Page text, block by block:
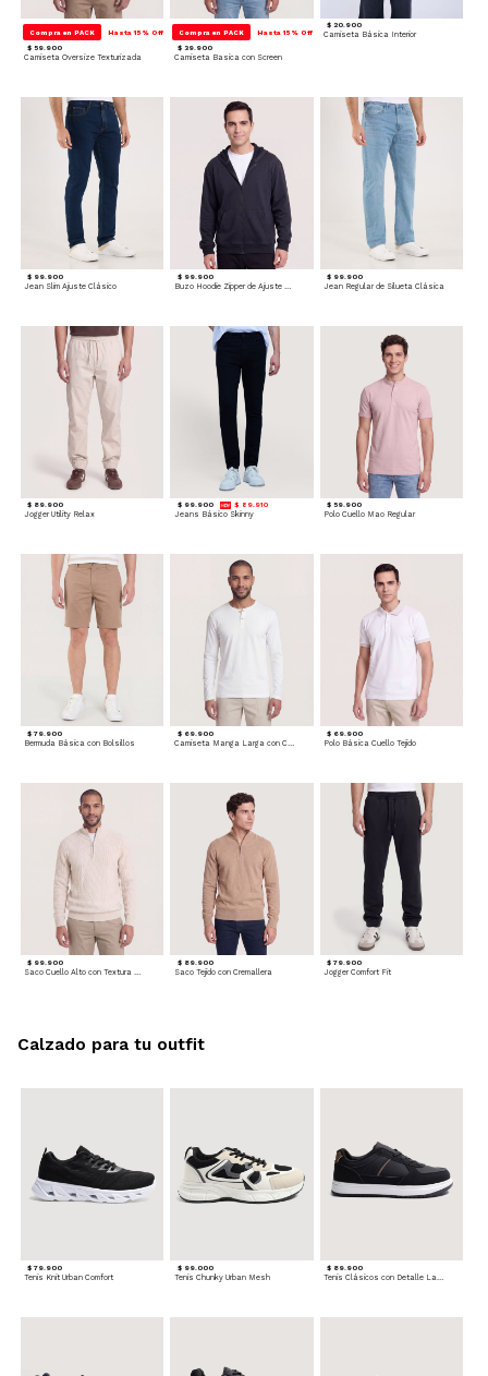
Compra en PACK Hasta 15% Off
$ 59.900
Camiseta Oversize Texturizada
Compra en PACK Hasta 15% Off
$ 39.900
Camiseta Basica con Screen
$ 20.900
Camiseta Básica Interior
$ 99.900
Jean Slim Ajuste Clásico
$ 99.900 $ 99.900
Jean Regular de Silueta Clásica
$ 89.900
Jogger Utility Relax
$ 99.900 $ 89.910
Jeans Básico Skinny
$ 59.900
Polo Cuello Mao Regular
$ 79.900
Bermuda Básica con Bolsillos
$ 69.900
Camiseta Manga Larga con Cuello Henley
$ 69.900
Polo Básica Cuello Tejido
$ 99.900
Saco Cuello Alto con Textura Trenzada
$ 89.900
Saco Tejido con Cremallera
$ 79.900
Jogger Comfort Fit
$ 79.900
Tenis Knit Urban Comfort
$ 99.000
Tenis Chunky Urban Mesh
$ 89.900
Tenis Clásicos con Detalle Lateral
Calzado para tu outfit